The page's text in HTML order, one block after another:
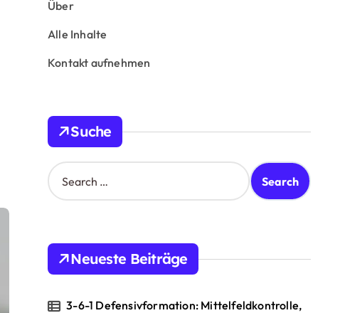
Über
Alle Inhalte
Kontakt aufnehmen
Suche
S
e
h
o
:
Neueste Beiträge
3-6-1 Defensivformation: Mittelfeldkontrolle,